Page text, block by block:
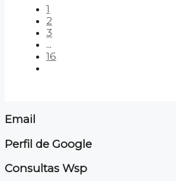
1
2
3
...
16
Email
Perfil de Google
Consultas Wsp